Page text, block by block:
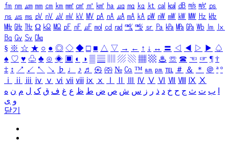
㎙ ㎚ ㎛ ㎜ ㎝ ㎞ ㎟ ㎠ ㎡ ㎢ ㏊ ㎍ ㎎ ㎏ ㏏ ㎈ ㎉ ㏈ ㎧ ㎨ ㎰
㎱ ㎲ ㎳ ㎴ ㎵ ㎶ ㎷ ㎸ ㎹ ㎀ ㎁ ㎂ ㎃ ㎄ ㎺ ㎻ ㎽ ㎾ ㎿ ㎐ ㎑
㎒ ㎓ ㎔ Ω ㏀ ㏁ ㎊ ㎋ ㎌ ㏖ ㏅ ㎭ ㎮ ㎯ ㏛ ㎩ ㎪ ㎫ ㎬ ㏝ ㏐
㏓
㏃ ㏉ ㏜ ㏆
§ ※ ☆ ★ ○ ● ◎ ◇ ◆ □ ■ △ ▽ → ← ↑ ↓ ↔ 〓 ◁ ◀ ▷ ▶ ♤
♠ ♡ ♥ ♧ ♣ ⊙ ◈ ▣ ◐ ◑ ▒ ▤ ▨ ▧ ▦ ▩ ♨ ☏ ☎ ☜ ☞ ¶ †
‡ ↕ ↗ ↙ ↖ ↘ ♭ ♩ ♪ ♬ ㉿ ㈜ № ㏇ ™ ㏂ ㏘ ℡ ＃ ＆ ＊ ＠ ª º
ⅰ
ⅱ ⅲ ⅳ ⅴ ⅵ ⅶ ⅷ ⅸ ⅹ Ⅳ Ⅴ Ⅵ Ⅶ Ⅷ Ⅸ Ⅹ
ب ت ث ج ح خ د ذ ر ز س ش ص ض ط ظ ع غ ف ق ک ل م ن ه
و ی
닫기